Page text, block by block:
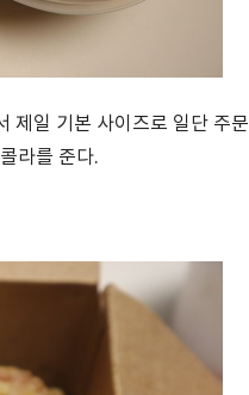
제일 기본 사이즈로 일단 주문
라를 준다.